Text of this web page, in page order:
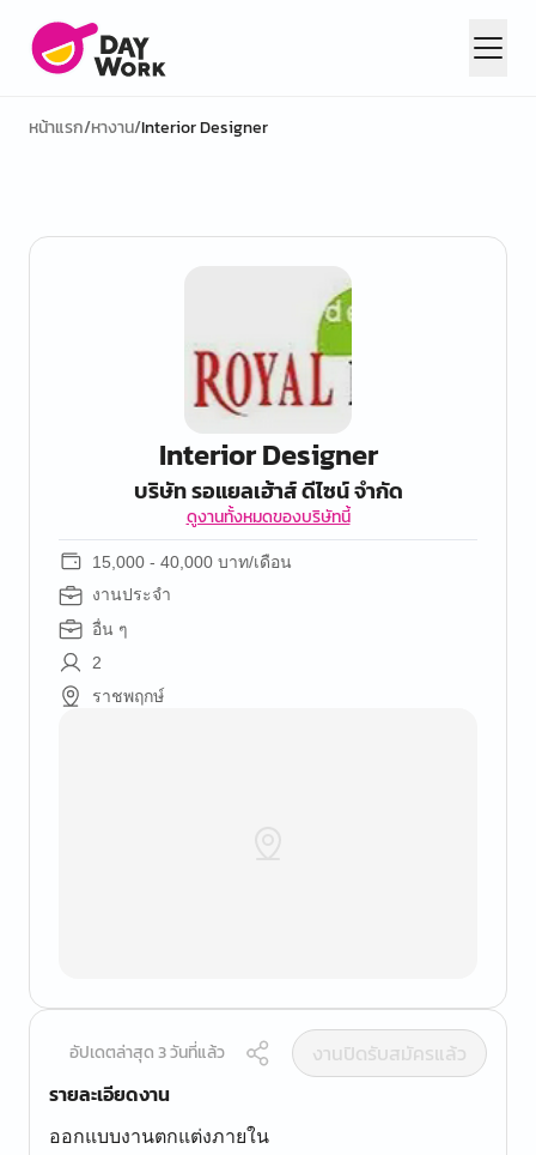
หน้าแรก/หางาน/Interior Designer
Interior Designer
บริษัท รอแยลเฮ้าส์ ดีไซน์ จำกัด
ดูงานทั้งหมดของบริษัทนี้
15,000 - 40,000 บาท/เดือน
งานประจำ
อื่น ๆ
2
ราชพฤกษ์
อัปเดตล่าสุด 3 วันที่แล้ว
งานปิดรับสมัครแล้ว
รายละเอียดงาน
ออกแบบงานตกแต่งภายใน